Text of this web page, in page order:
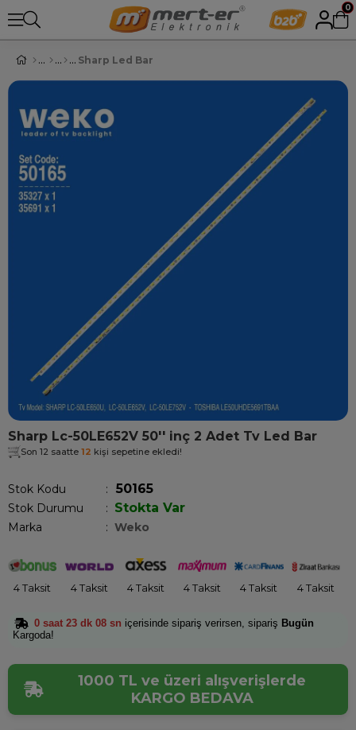
0
Sharp Led Bar
Sharp Lc-50LE652V 50'' inç 2 Adet Tv Led Bar
Son 12 saatte 12 kişi sepetine ekledi!
Stok Kodu 50165
Stok Durumu : Stokta Var
Marka : Weko
4 Taksit 4 Taksit 4 Taksit 4 Taksit 4 Taksit 4 Taksit
0 saat 23 dk 08 sn içerisinde sipariş verirsen, sipariş Bugün
Kargoda!
1000 TL ve üzeri alışverişlerde
KARGO BEDAVA